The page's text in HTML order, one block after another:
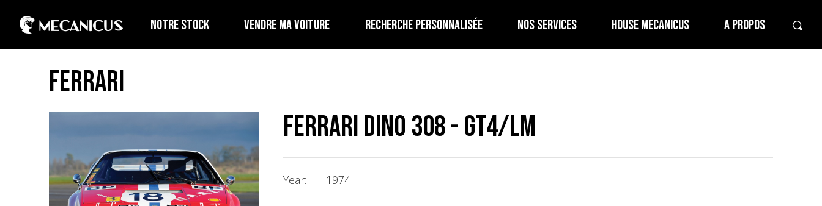
NOTRE STOCK VENDRE MA VOITURE RECHERCHE PERSONNALISÉE NOS SERVICES HOUSE MECANICUS A PROPOS
Ferrari
Ferrari Dino 308 - GT4/LM
Year: 1974